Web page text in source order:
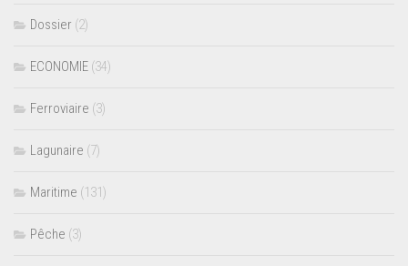
Dossier (2)
ECONOMIE (34)
Ferroviaire (3)
Lagunaire (7)
Maritime (131)
Pêche (3)